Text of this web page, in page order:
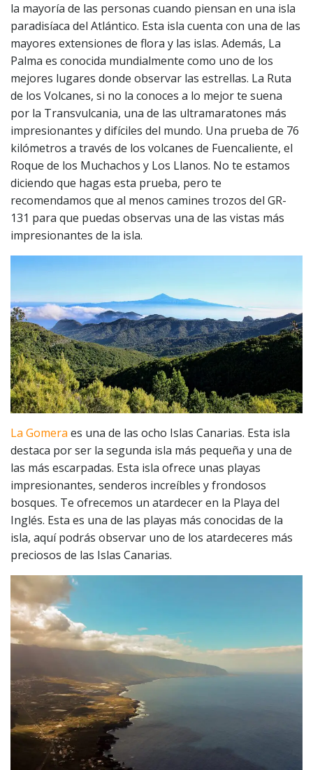
la mayoría de las personas cuando piensan en una isla
paradisíaca del Atlántico. Esta isla cuenta con una de las
mayores extensiones de flora y las islas. Además, La
Palma es conocida mundialmente como uno de los
mejores lugares donde observar las estrellas. La Ruta
de los Volcanes, si no la conoces a lo mejor te suena
por la Transvulcania, una de las ultramaratones más
impresionantes y difíciles del mundo. Una prueba de 76
kilómetros a través de los volcanes de Fuencaliente, el
Roque de los Muchachos y Los Llanos. No te estamos
diciendo que hagas esta prueba, pero te
recomendamos que al menos camines trozos del GR-
131 para que puedas observas una de las vistas más
impresionantes de la isla.
La Gomera es una de las ocho Islas Canarias. Esta isla
destaca por ser la segunda isla más pequeña y una de
las más escarpadas. Esta isla ofrece unas playas
impresionantes, senderos increíbles y frondosos
bosques. Te ofrecemos un atardecer en la Playa del
Inglés. Esta es una de las playas más conocidas de la
isla, aquí podrás observar uno de los atardeceres más
preciosos de las Islas Canarias.